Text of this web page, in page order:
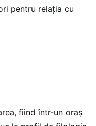
pentru relația cu
fiind într-un oraș